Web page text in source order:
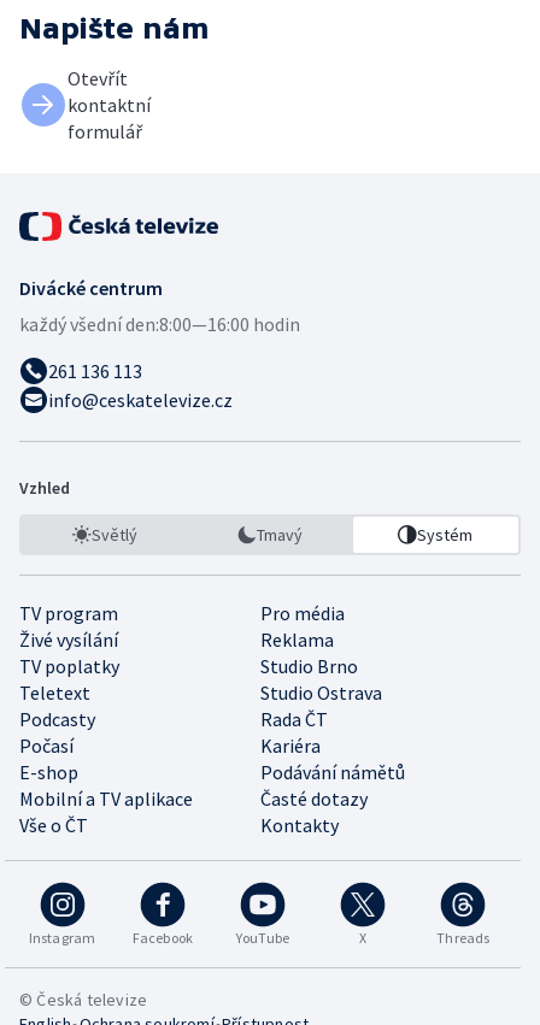
Napište nám
Otevřít
kontaktní
formulář
Divácké centrum
každý všední den:8:00—16:00 hodin
261 136 113
info@ceskatelevize.cz
Vzhled
Světlý Tmavý Systém
TV program
Pro média
Živé vysílání
Reklama
TV poplatky
Studio Brno
Teletext
Studio Ostrava
Podcasty
Rada ČT
Počasí
Kariéra
E-shop
Podávání námětů
Mobilní a TV aplikace
Časté dotazy
Vše o ČT
Kontakty
Instagram Facebook YouTube X Threads
© Česká televize